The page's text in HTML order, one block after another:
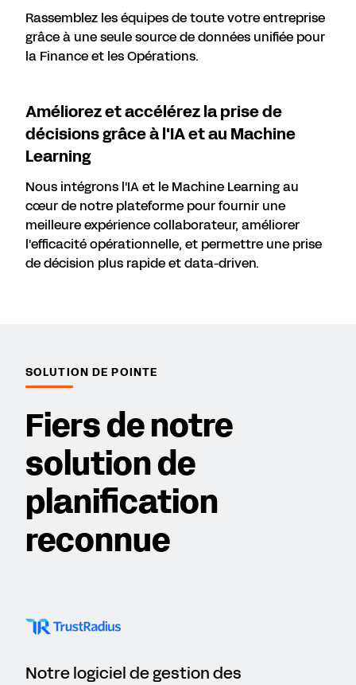
Rassemblez les équipes de toute votre entreprise
grâce à une seule source de données unifiée pour
la Finance et les Opérations.
Améliorez et accélérez la prise de
décisions grâce à l'IA et au Machine
Learning
Nous intégrons l'IA et le Machine Learning au
cœur de notre plateforme pour fournir une
meilleure expérience collaborateur, améliorer
l'efficacité opérationnelle, et permettre une prise
de décision plus rapide et data-driven.
SOLUTION DE POINTE
Fiers de notre
solution de
planification
reconnue
Notre logiciel de gestion des